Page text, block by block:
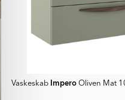
Vaskeskab ImperoOliven Mat